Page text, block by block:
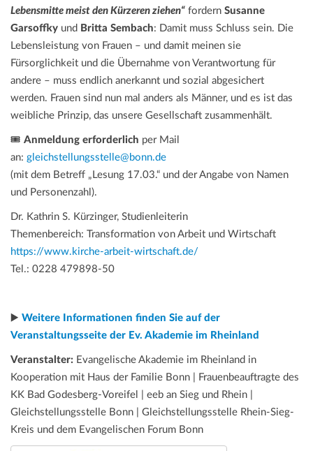
Lebensmitte meist den Kürzeren ziehen“ fordern Susanne
Garsoffky und Britta Sembach: Damit muss Schluss sein. Die
Lebensleistung von Frauen – und damit meinen sie
Fürsorglichkeit und die Übernahme von Verantwortung für
andere – muss endlich anerkannt und sozial abgesichert
werden. Frauen sind nun mal anders als Männer, und es ist das
weibliche Prinzip, das unsere Gesellschaft zusammenhält.
🎟️ Anmeldung erforderlich per Mail
an: gleichstellungsstelle@bonn.de
(mit dem Betreff „Lesung 17.03.“ und der Angabe von Namen
und Personenzahl).
Dr. Kathrin S. Kürzinger, Studienleiterin
Themenbereich: Transformation von Arbeit und Wirtschaft
https://www.kirche-arbeit-wirtschaft.de/
Tel.: 0228 479898-50
▶️ Weitere Informationen finden Sie auf der
Veranstaltungsseite der Ev. Akademie im Rheinland
Veranstalter: Evangelische Akademie im Rheinland in
Kooperation mit Haus der Familie Bonn | Frauenbeauftragte des
KK Bad Godesberg-Voreifel | eeb an Sieg und Rhein |
Gleichstellungsstelle Bonn | Gleichstellungsstelle Rhein-Sieg-
Kreis und dem Evangelischen Forum Bonn